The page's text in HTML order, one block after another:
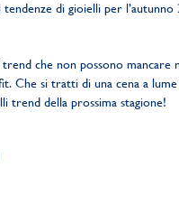
di gioielli per
che non possono
Che si tratti di una cena a
trend della prossima stagione!